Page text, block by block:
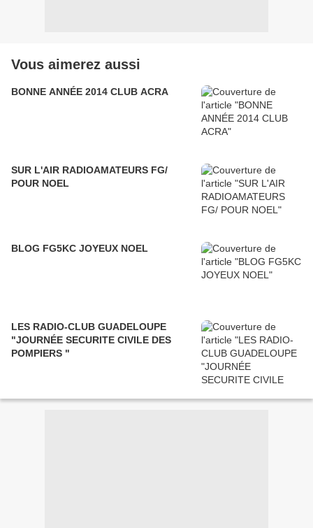
Vous aimerez aussi
BONNE ANNÉE 2014 CLUB ACRA
SUR L'AIR RADIOAMATEURS FG/
POUR NOEL
BLOG FG5KC JOYEUX NOEL
LES RADIO-CLUB GUADELOUPE
"JOURNÉE SECURITE CIVILE DES
POMPIERS "